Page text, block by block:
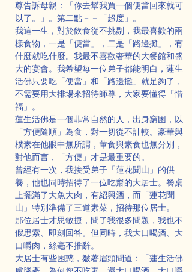
尊告訴母親：「你去幫我買一個便當回來就可
以了。」。第二點－－「超度」。
我這一生，對於飲食從不挑剔，我最喜歡的兩
樣食物，一是「便當」，二是「路邊攤」，有
什麼就吃什麼。我最不喜歡奢華的大餐館和盛
大的宴會。我希望每一位弟子都能明白，蓮生
活佛只要吃「便當」和「路邊攤」就足夠了，
不需要用大排場來招待師尊，大家要懂得「惜
福」。
蓮生活佛是一個非常自然的人，出身窮困，以
「方便隨順」為食，對一切從不計較。豪華與
樸素在他眼中無所謂，葷食與素食也無分別，
對他而言，「方便」才是最重要的。
曾經有一次，我接受弟子「蓮花聞山」的供
養，他也同時招待了一位吃齋的大居士。餐桌
上擺滿了大魚大肉，有紹興酒，而「蓮花聞
山」特別準備了三道素菜，招待那位居士。
那位居士才思敏捷，問了我很多問題，我也不
假思索、即刻回答。但同時，我大口喝酒、大
口嚼肉，絲毫不推辭。
大居士有些困惑，皺著眉頭問道：「蓮生活佛